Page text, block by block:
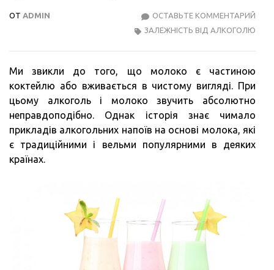
ОТ ADMIN ОСТАВЬТЕ КОММЕНТАРИЙ
ЗАЛЕЖНІСТЬ ВІД АЛКОГОЛЮ
Ми звикли до того, що молоко є частиною
коктейлю або вживається в чистому вигляді. При
цьому алкоголь і молоко звучить абсолютно
неправдоподібно. Однак історія знає чимало
прикладів алкогольних напоїв на основі молока, які
є традиційними і вельми популярними в деяких
країнах.